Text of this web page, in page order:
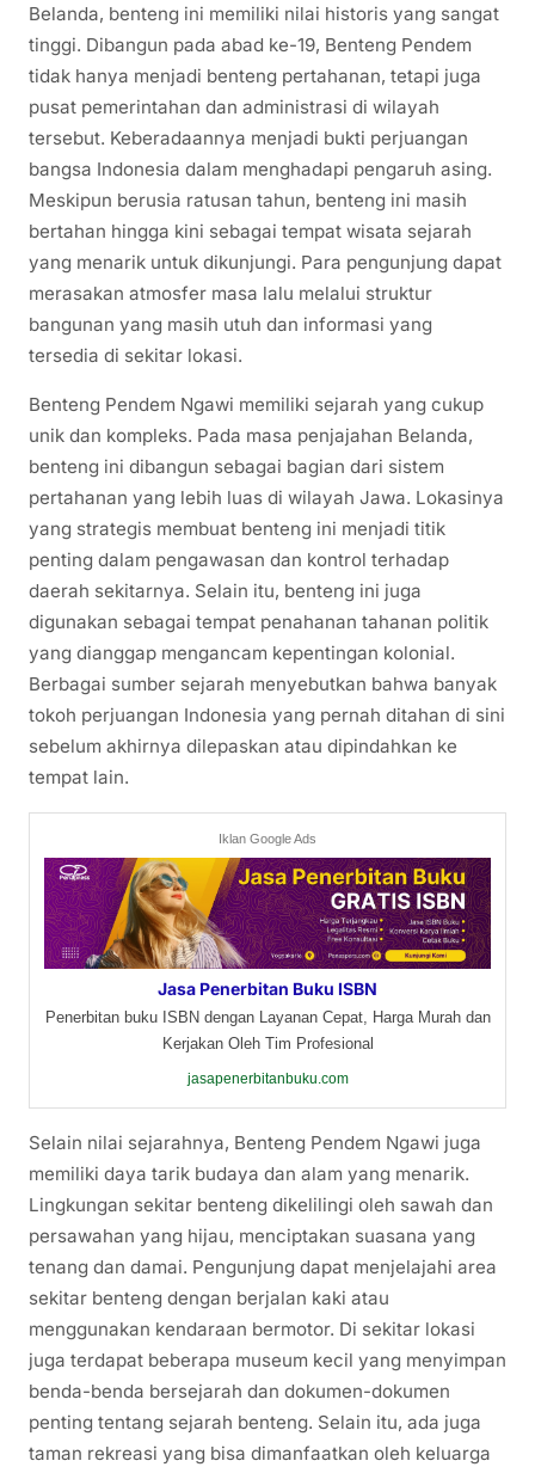
Belanda, benteng ini memiliki nilai historis yang sangat
tinggi. Dibangun pada abad ke-19, Benteng Pendem
tidak hanya menjadi benteng pertahanan, tetapi juga
pusat pemerintahan dan administrasi di wilayah
tersebut. Keberadaannya menjadi bukti perjuangan
bangsa Indonesia dalam menghadapi pengaruh asing.
Meskipun berusia ratusan tahun, benteng ini masih
bertahan hingga kini sebagai tempat wisata sejarah
yang menarik untuk dikunjungi. Para pengunjung dapat
merasakan atmosfer masa lalu melalui struktur
bangunan yang masih utuh dan informasi yang
tersedia di sekitar lokasi.
Benteng Pendem Ngawi memiliki sejarah yang cukup
unik dan kompleks. Pada masa penjajahan Belanda,
benteng ini dibangun sebagai bagian dari sistem
pertahanan yang lebih luas di wilayah Jawa. Lokasinya
yang strategis membuat benteng ini menjadi titik
penting dalam pengawasan dan kontrol terhadap
daerah sekitarnya. Selain itu, benteng ini juga
digunakan sebagai tempat penahanan tahanan politik
yang dianggap mengancam kepentingan kolonial.
Berbagai sumber sejarah menyebutkan bahwa banyak
tokoh perjuangan Indonesia yang pernah ditahan di sini
sebelum akhirnya dilepaskan atau dipindahkan ke
tempat lain.
Iklan Google Ads
Jasa Penerbitan Buku ISBN
Penerbitan buku ISBN dengan Layanan Cepat, Harga Murah dan
Kerjakan Oleh Tim Profesional
jasapenerbitanbuku.com
Selain nilai sejarahnya, Benteng Pendem Ngawi juga
memiliki daya tarik budaya dan alam yang menarik.
Lingkungan sekitar benteng dikelilingi oleh sawah dan
persawahan yang hijau, menciptakan suasana yang
tenang dan damai. Pengunjung dapat menjelajahi area
sekitar benteng dengan berjalan kaki atau
menggunakan kendaraan bermotor. Di sekitar lokasi
juga terdapat beberapa museum kecil yang menyimpan
benda-benda bersejarah dan dokumen-dokumen
penting tentang sejarah benteng. Selain itu, ada juga
taman rekreasi yang bisa dimanfaatkan oleh keluarga